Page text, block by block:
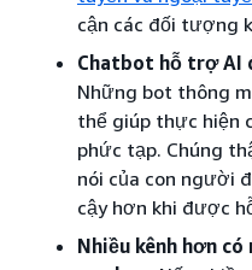
cận các đối tượng
Chatbot hỗ trợ AI
Những bot thông
thể giúp thực hiện
phức tạp. Chúng
nói của con người
cậy hơn khi được
Nhiều kênh hơn